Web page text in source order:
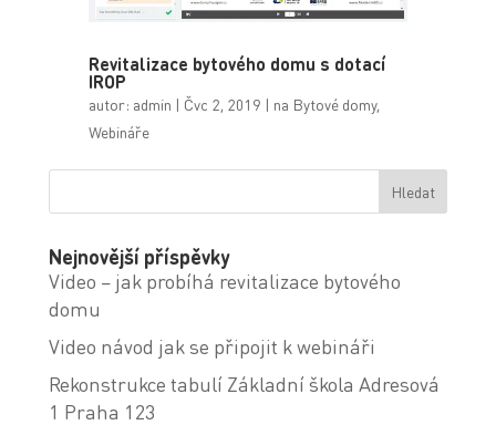
Revitalizace bytového domu s dotací
IROP
autor: admin | Čvc 2, 2019 | na Bytové domy,
Webináře
Nejnovější příspěvky
Video – jak probíhá revitalizace bytového
domu
Video návod jak se připojit k webináři
Rekonstrukce tabulí Základní škola Adresová
1 Praha 123